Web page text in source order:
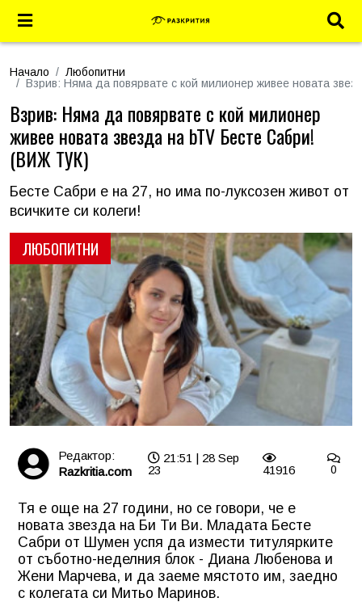
Начало
Любопитни
Взрив: Няма да повярвате с кой милионер живее новата
ЛЮБОПИТНИ
Взрив: Няма да повярвате с кой милионер
живее новата звезда на bTV Бесте Сабри!
(ВИЖ ТУК)
Бесте Сабри е на 27, но има по-луксозен живот от
всичките си колеги!
Редактор:
Razkritia.com
21:51 | 28 Sep
23
41916 0
Тя е още на 27 години, но се говори, че е
новата звезда на Би Ти Ви. Младата Бесте
Сабри от Шумен успя да измести титулярките
от съботно-неделния блок - Диана Любенова и
Жени Марчева, и да заеме мястото им, заедно
с колегата си Митьо Маринов.